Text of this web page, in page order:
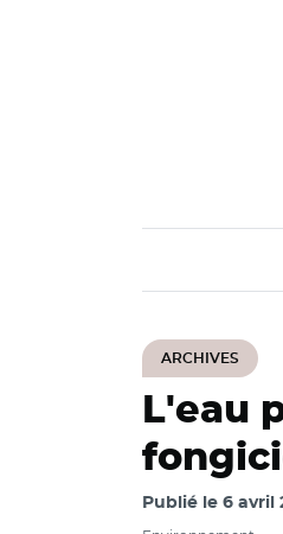
ARCHIVES
L'eau
Publié le 6 avril